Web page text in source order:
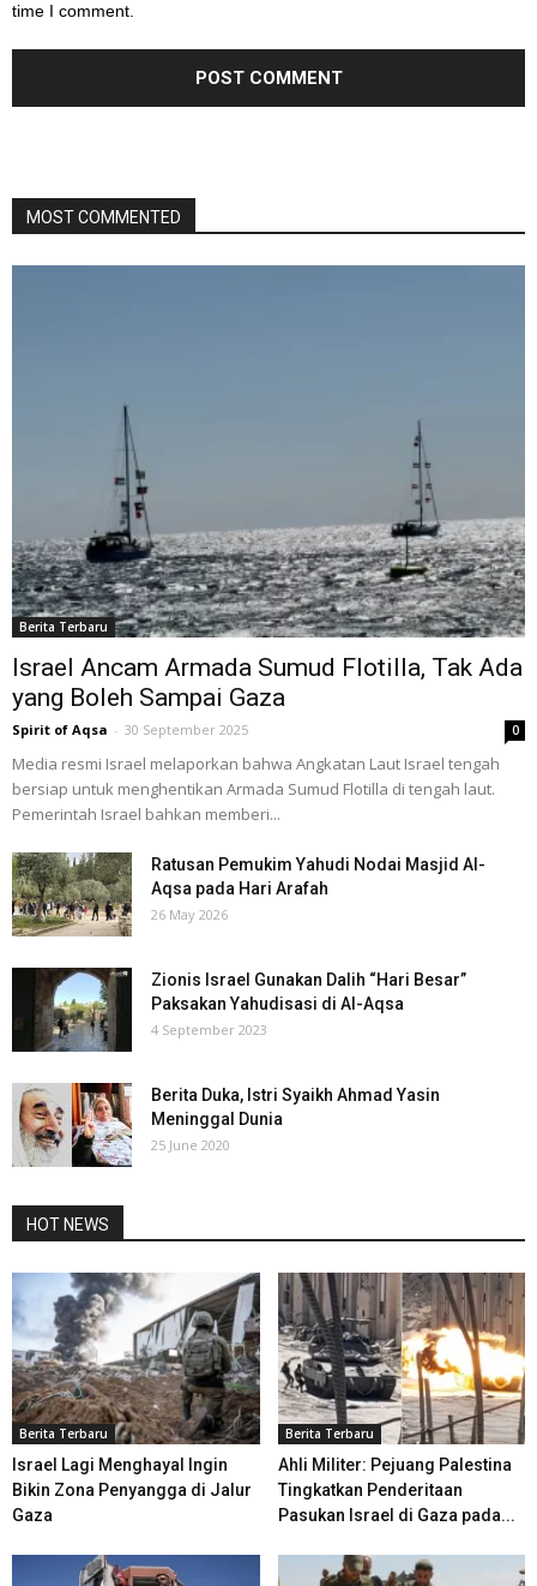
time I comment.
MOST COMMENTED
Berita Terbaru
Israel Ancam Armada Sumud Flotilla, Tak Ada
yang Boleh Sampai Gaza
Spirit of Aqsa - 30 September 2025 0
Media resmi Israel melaporkan bahwa Angkatan Laut Israel tengah
bersiap untuk menghentikan Armada Sumud Flotilla di tengah laut.
Pemerintah Israel bahkan memberi...
Ratusan Pemukim Yahudi Nodai Masjid Al-
Aqsa pada Hari Arafah
26 May 2026
Zionis Israel Gunakan Dalih “Hari Besar”
Paksakan Yahudisasi di Al-Aqsa
4 September 2023
Berita Duka, Istri Syaikh Ahmad Yasin
Meninggal Dunia
25 June 2020
HOT NEWS
Berita Terbaru
Israel Lagi Menghayal Ingin
Bikin Zona Penyangga di Jalur
Gaza
Berita Terbaru
Ahli Militer: Pejuang Palestina
Tingkatkan Penderitaan
Pasukan Israel di Gaza pada...